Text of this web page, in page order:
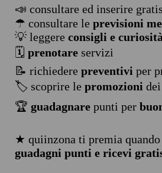
📣 consultare ed inserire
☂ consultare le previsioni
💡 leggere consigli e curiosità
🗓️ prenotareservizi
📝 richiedere preventivi per
🏷️ scoprire le promozioni
🏆 guadagnarepunti per
★ quiinzona ti premia
guadagni punti e ricevi